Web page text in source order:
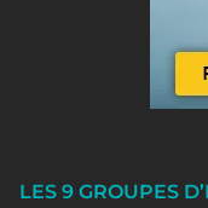
LES 9 GROUPES